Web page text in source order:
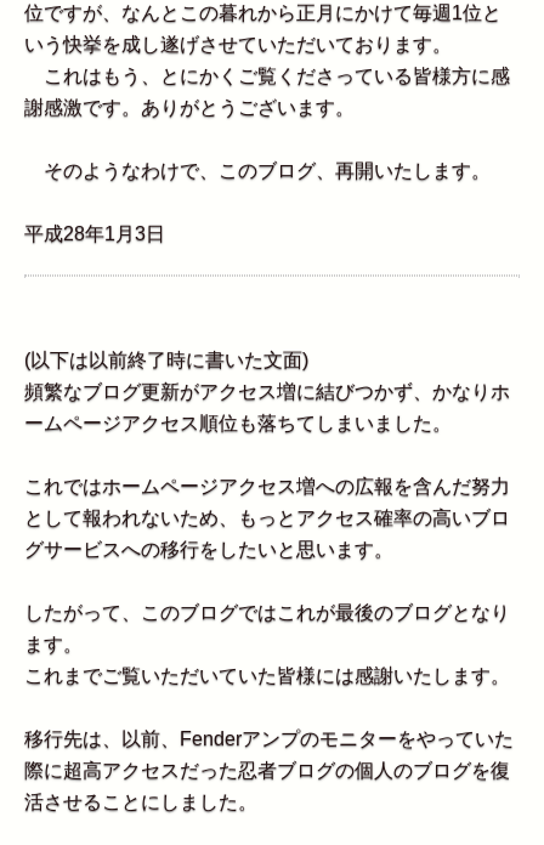
位ですが、なんとこの暮れから正月にかけて毎週1位と
いう快挙を成し遂げさせていただいております。
これはもう、とにかくご覧くださっている皆様方に感
謝感激です。ありがとうございます。
そのようなわけで、このブログ、再開いたします。
平成28年1月3日
(以下は以前終了時に書いた文面)
頻繁なブログ更新がアクセス増に結びつかず、かなりホ
ームページアクセス順位も落ちてしまいました。
これではホームページアクセス増への広報を含んだ努力
として報われないため、もっとアクセス確率の高いブロ
グサービスへの移行をしたいと思います。
したがって、このブログではこれが最後のブログとなり
ます。
これまでご覧いただいていた皆様には感謝いたします。
移行先は、以前、Fenderアンプのモニターをやっていた
際に超高アクセスだった忍者ブログの個人のブログを復
活させることにしました。